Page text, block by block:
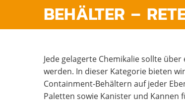
BEHÄLTER –
Jede gelagerte Chemikalie sollte
werden. In dieser Kategorie bieten
Containment-Behältern auf jeder
Paletten sowie Kanister und Kannen